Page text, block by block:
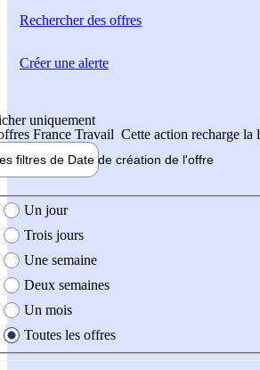
Rechercherdes offres
uniquement
France Travail Cette action recharge la
filtres de Date de création de l'offre
création de l'offre
Un jour
Trois jours
Une semaine
Deux semaines
Un mois
Toutes les offres
Créer une alerte